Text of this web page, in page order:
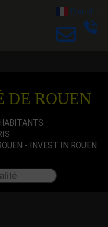
French
DE ROUEN
- INVEST IN ROUEN